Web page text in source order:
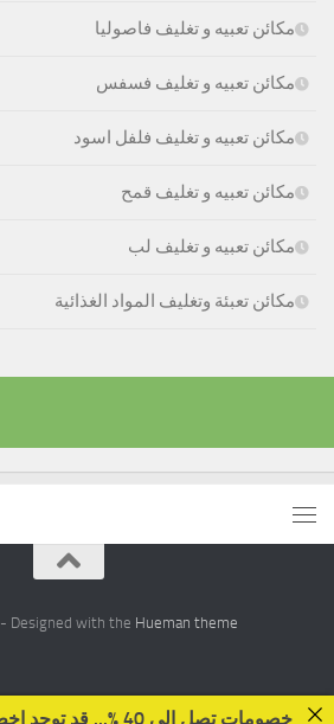
مكائن تعبيه و تغليف فاصوليا
مكائن تعبيه و تغليف فسفس
مكائن تعبيه و تغليف فلفل اسود
مكائن تعبيه و تغليف قمح
مكائن تعبيه و تغليف لب
مكائن تعبئة وتغليف المواد الغذائية
- Designed with the Hueman theme
خصومات تصل الى 40 %... قد توجد اخطاء ..اتصل بالمبيعات